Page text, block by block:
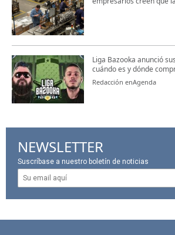
Liga Bazooka anunció
cuándo es y dónde
Redacción enAgenda
NEWSLETTER
Suscríbase a nuestro boletín de noticias